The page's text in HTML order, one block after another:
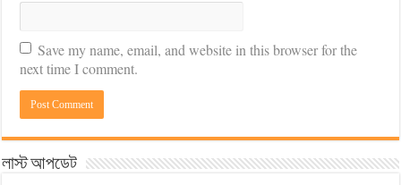
Save my name, email, and website in this browser for the
next time I comment.
লাস্ট আপডেট